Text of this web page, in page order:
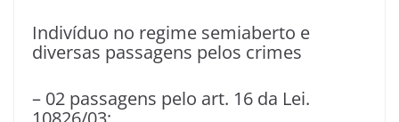
Indivíduo no regime semiaberto e
diversas passagens pelos crimes
– 02 passagens pelo art. 16 da Lei.